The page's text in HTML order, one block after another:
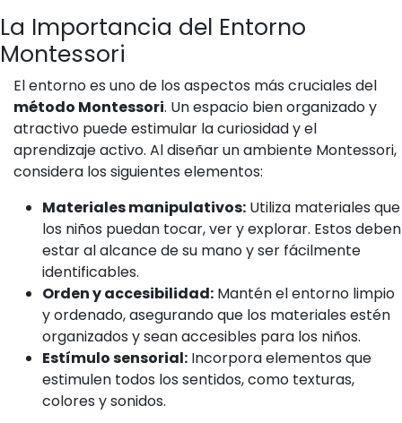
La Importancia del Entorno
Montessori
El entorno es uno de los aspectos más cruciales del
método Montessori. Un espacio bien organizado y
atractivo puede estimular la curiosidad y el
aprendizaje activo. Al diseñar un ambiente Montessori,
considera los siguientes elementos:
Materiales manipulativos: Utiliza materiales que
los niños puedan tocar, ver y explorar. Estos deben
estar al alcance de su mano y ser fácilmente
identificables.
Orden y accesibilidad: Mantén el entorno limpio
y ordenado, asegurando que los materiales estén
organizados y sean accesibles para los niños.
Estímulo sensorial: Incorpora elementos que
estimulen todos los sentidos, como texturas,
colores y sonidos.